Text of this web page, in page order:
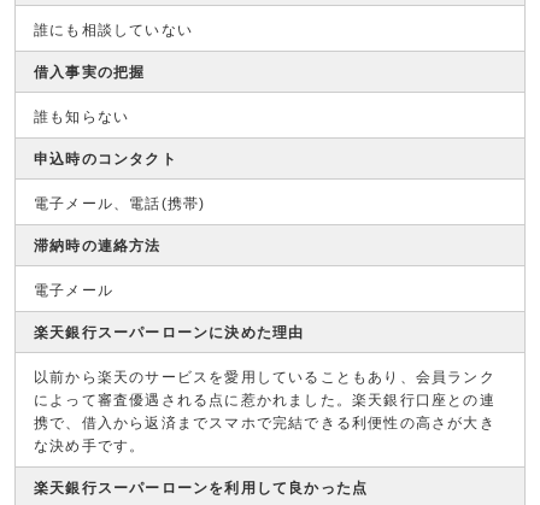
誰にも相談していない
借入事実の把握
誰も知らない
申込時のコンタクト
電子メール、電話(携帯)
滞納時の連絡方法
電子メール
楽天銀行スーパーローンに決めた理由
以前から楽天のサービスを愛用していることもあり、会員ランク
によって審査優遇される点に惹かれました。楽天銀行口座との連
携で、借入から返済までスマホで完結できる利便性の高さが大き
な決め手です。
楽天銀行スーパーローンを利用して良かった点